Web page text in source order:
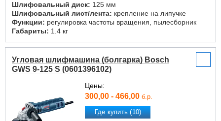
Шлифовальный диск: 125 мм
Шлифовальный лист/лента: крепление на липучке
Функции: регулировка частоты вращения, пылесборник
Габариты: 1.4 кг
Угловая шлифмашина (болгарка) Bosch
GWS 9-125 S (0601396102)
Цены:
300,00 - 466,00 б.р.
Где купить (10)